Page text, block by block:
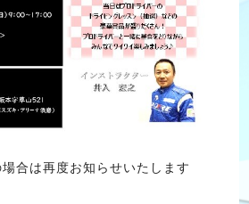
合は再度お知らせいたします